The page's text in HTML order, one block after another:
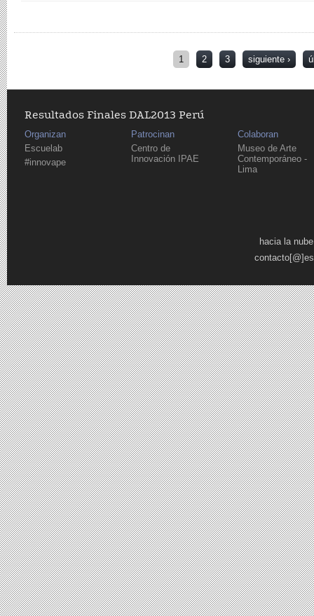
1 2 3 siguiente ›
Resultados Finales DAL2013 Perú
Organizan
Escuelab
#innovape
Patrocinan
Centro de
Innovación IPAE
Colaboran
Museo de Arte
Contemporáneo -
Lima
hacia la